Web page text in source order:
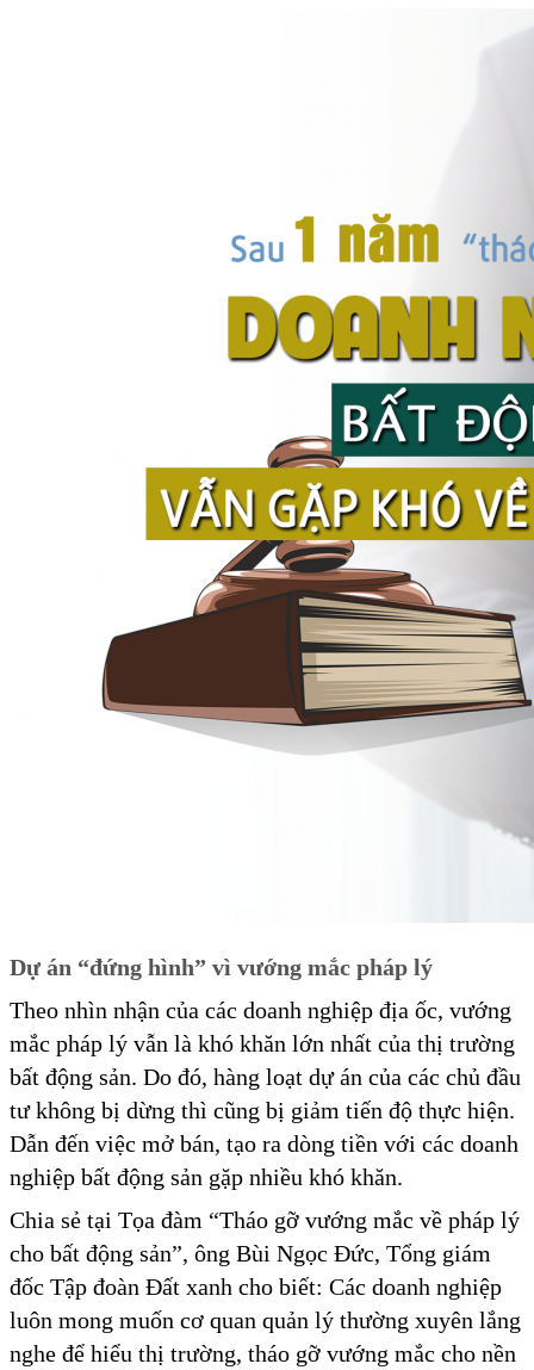
Dự án “đứng hình” vì vướng mắc pháp lý
Theo nhìn nhận của các doanh nghiệp địa ốc, vướng
mắc pháp lý vẫn là khó khăn lớn nhất của thị trường
bất động sản. Do đó, hàng loạt dự án của các chủ đầu
tư không bị dừng thì cũng bị giảm tiến độ thực hiện.
Dẫn đến việc mở bán, tạo ra dòng tiền với các doanh
nghiệp bất động sản gặp nhiều khó khăn.
Chia sẻ tại Tọa đàm “Tháo gỡ vướng mắc về pháp lý
cho bất động sản”, ông Bùi Ngọc Đức, Tổng giám
đốc Tập đoàn Đất xanh cho biết: Các doanh nghiệp
luôn mong muốn cơ quan quản lý thường xuyên lắng
nghe để hiểu thị trường, tháo gỡ vướng mắc cho nền